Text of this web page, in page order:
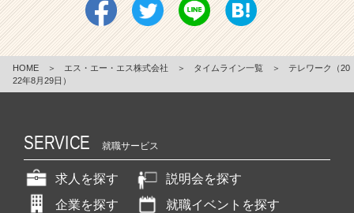
HOME ＞ エス・エー・エス株式会社 ＞ タイムライン一覧 ＞
テレワーク（20
22年8月29日）
SERVICE 就職サービス
求人を探す
説明会を探す
企業を探す
就職イベントを探す